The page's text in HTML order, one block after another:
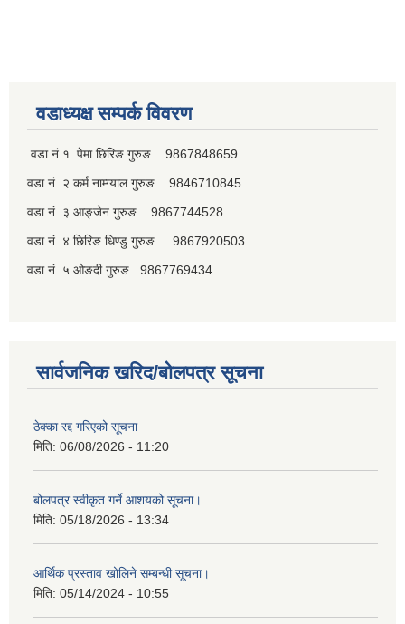
वडाध्यक्ष सम्पर्क विवरण
वडा नं १ पेमा छिरिङ गुरुङ 9867848659
वडा नं. २ कर्म नाम्ग्याल गुरुङ 9846710845
वडा नं. ३ आङ्जेन गुरुङ 9867744528
वडा नं. ४ छिरिङ धिण्डु गुरुङ 9867920503
वडा नं. ५ ओङदी गुरुङ 9867769434
सार्वजनिक खरिद/बोलपत्र सूचना
ठेक्का रद्द गरिएको सूचना
मिति: 06/08/2026 - 11:20
बोलपत्र स्वीकृत गर्ने आशयको सूचना।
मिति: 05/18/2026 - 13:34
आर्थिक प्रस्ताव खोलिने सम्बन्धी सूचना।
मिति: 05/14/2024 - 10:55